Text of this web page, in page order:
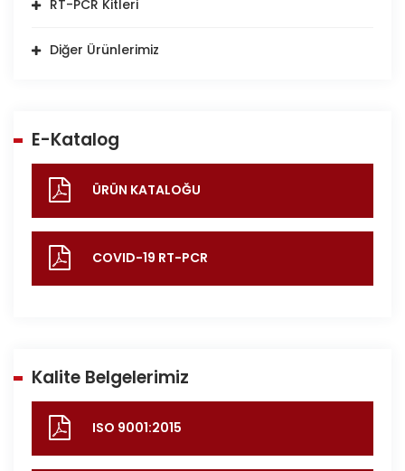
RT-PCR Kitleri
Diğer Ürünlerimiz
E-Katalog
ÜRÜN KATALOĞU
COVID-19 RT-PCR
Kalite Belgelerimiz
ISO 9001:2015